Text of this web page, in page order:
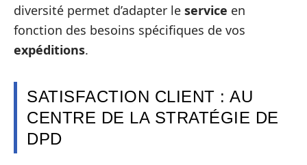
diversité permet d’adapter le service en
fonction des besoins spécifiques de vos
expéditions.
SATISFACTION CLIENT : AU
CENTRE DE LA STRATÉGIE DE
DPD